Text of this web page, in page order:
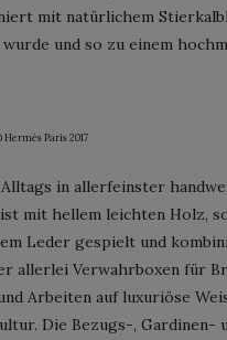
mit natürlichem
und so zu einem
Paris 2017
in allerfeinster
mit hellem leichten Holz,
Leder gespielt und
allerlei Verwahrboxen für
Arbeiten auf luxuriöse
Die Bezugs-,